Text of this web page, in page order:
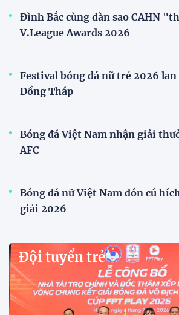
ĐKVĐ Cúp Quốc gia chiêu mộ
Nam
Đình Bắc cùng dàn sao CAHN
V.League Awards 2026
Đội tuyển Việt Nam
CĐV vượt gần 80 km từ 5h30
xem tuyển Việt Nam